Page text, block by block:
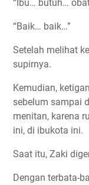
“Ibu… butuh…
“Baik… baik…”
Setelah melihat
supirnya.
Kemudian,
sebelum sampai
menitan, karena
ini, di ibukota ini.
Saat itu, Zaki
Dengan terbata-